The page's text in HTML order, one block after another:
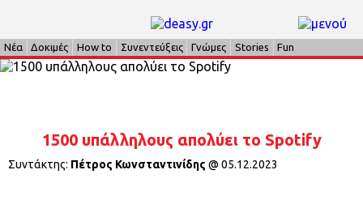
Νέα Δοκιμές How to Συνεντεύξεις Γνώμες Stories Fun
1500 υπάλληλους απολύει το Spotify
Συντάκτης: Πέτρος Κωνσταντινίδης @ 05.12.2023